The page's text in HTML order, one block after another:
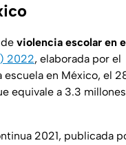
violencia escolar en
2022, elaborada por el
escuela en México, el
equivale a 3.3 millones
2021, publicada